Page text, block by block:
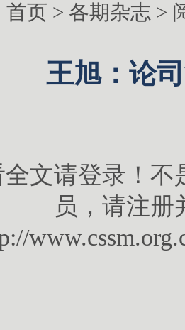
首页 > 各期杂志 >
王旭：论
文请登录！不
员，请注册